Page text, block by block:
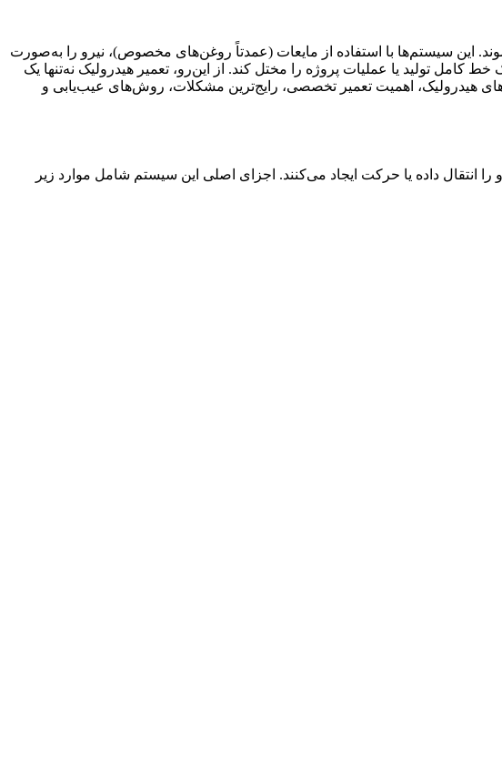
این سیستم‌ها با استفاده از مایعات (عمدتاً روغن‌های مخصوص)، نیرو را به‌صورت
تولید یا عملیات پروژه را مختل کند. از این‌رو، تعمیر هیدرولیک نه‌تنها یک
هیدرولیک، اهمیت تعمیر تخصصی، رایج‌ترین مشکلات، روش‌های عیب‌یابی و
انتقال داده یا حرکت ایجاد می‌کنند. اجزای اصلی این سیستم شامل موارد زیر